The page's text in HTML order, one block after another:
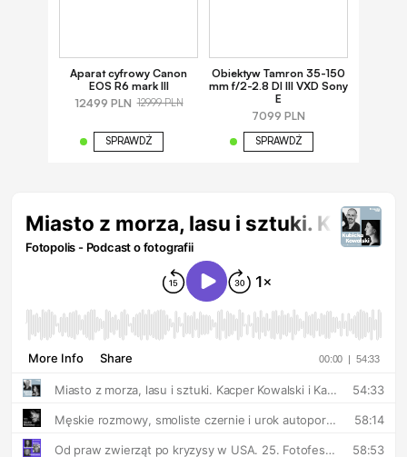
Aparat cyfrowy Canon
EOS R6 mark III
12499 PLN 12999 PLN
SPRAWDŹ
Obiektyw Tamron 35-150
mm f/2-2.8 DI III VXD Sony
E
7099 PLN
SPRAWDŹ